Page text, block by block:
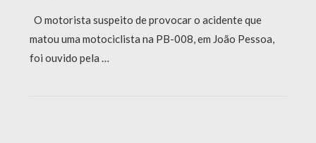
O motorista suspeito de provocar o acidente que
matou uma motociclista na PB-008, em João Pessoa,
foi ouvido pela …